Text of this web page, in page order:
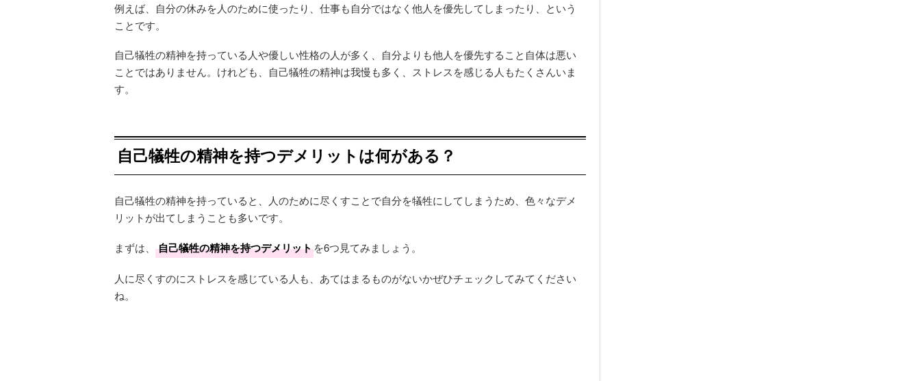
例えば、自分の休みを人のために使ったり、仕事も自分ではなく他人を優先してしまったり、という
ことです。
自己犠牲の精神を持っている人や優しい性格の人が多く、自分よりも他人を優先すること自体は悪い
ことではありません。けれども、自己犠牲の精神は我慢も多く、ストレスを感じる人もたくさんいま
す。
自己犠牲の精神を持つデメリットは何がある？
自己犠牲の精神を持っていると、人のために尽くすことで自分を犠牲にしてしまうため、色々なデメ
リットが出てしまうことも多いです。
まずは、 自己犠牲の精神を持つデメリットを6つ見てみましょう。
人に尽くすのにストレスを感じている人も、あてはまるものがないかぜひチェックしてみてください
ね。